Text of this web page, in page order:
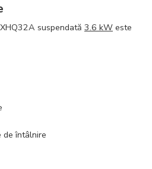
suspendată 3.6 kW este
de întâlnire